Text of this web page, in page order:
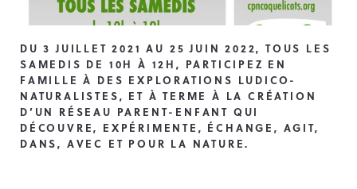
DU 3 JUILLET 2021 AU 25 JUIN 2022, TOUS LES
SAMEDIS DE 10H À 12H, PARTICIPEZ EN
FAMILLE À DES EXPLORATIONS LUDICO-
NATURALISTES, ET À TERME À LA CRÉATION
D’UN RÉSEAU PARENT-ENFANT QUI
DÉCOUVRE, EXPÉRIMENTE, ÉCHANGE, AGIT,
DANS, AVEC ET POUR LA NATURE.